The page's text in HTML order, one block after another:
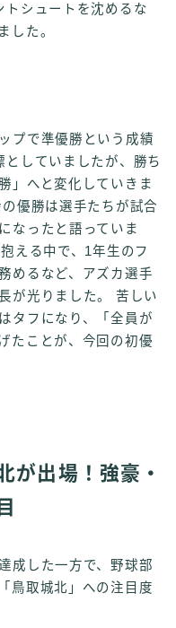
トシュートを沈めるな
した。
プで準優勝という成績
していましたが、勝ち
」へと変化していきま
優勝は選手たちが試合
なったと語っていま
える中で、1年生のフ
めるなど、アズカ選手
が光りました。 苦しい
タフになり、「全員が
たことが、今回の初優
が出場！強豪・
成した一方で、野球部
鳥取城北」への注目度